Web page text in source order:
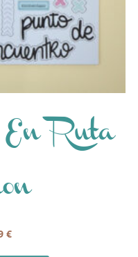
En Ruta
€El